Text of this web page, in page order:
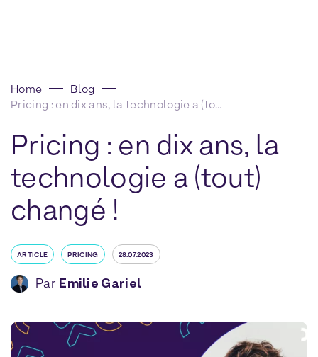
Home
Blog
Pricing : en dix ans, la technologie a (tout) changé !
Pricing : en dix ans, la
technologie a (tout)
changé !
ARTICLE PRICING 28.07.2023
Par Emilie Gariel